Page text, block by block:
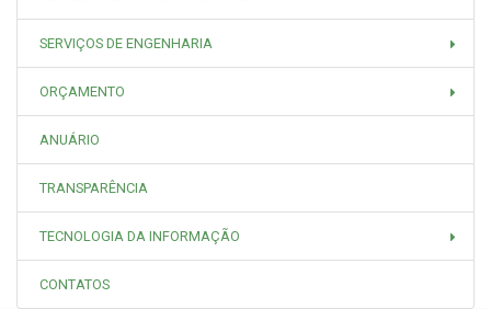
SERVIÇOS DE ENGENHARIA
ORÇAMENTO
ANUÁRIO
TRANSPARÊNCIA
TECNOLOGIA DA INFORMAÇÃO
CONTATOS